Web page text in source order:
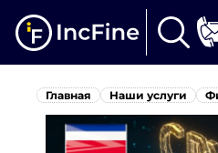
Главная Наши услуги